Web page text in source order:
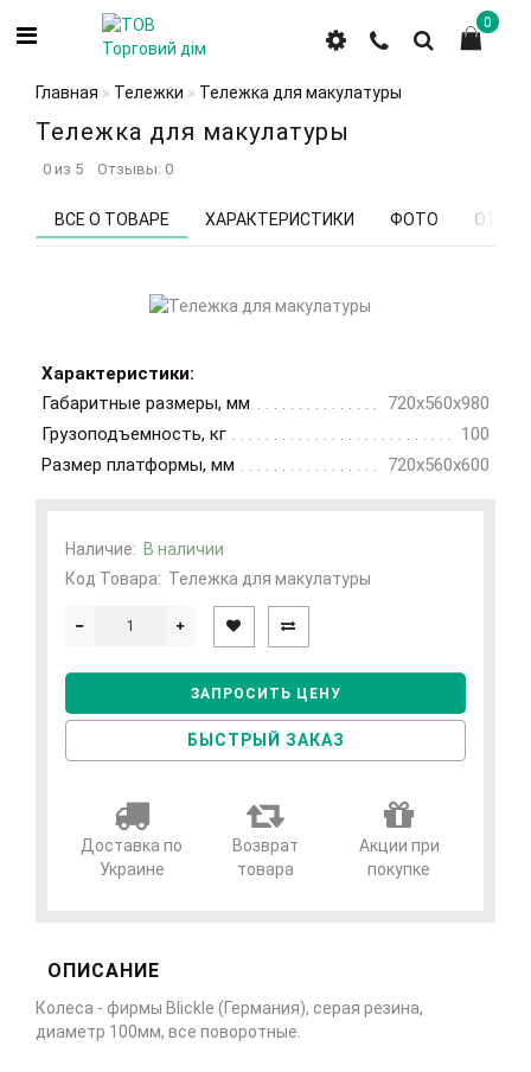
0
Главная Тележки Тележка для макулатуры
Тележка для макулатуры
0 из 5 Отзывы: 0
ВСЕ О ТОВАРЕ ХАРАКТЕРИСТИКИ ФОТО
Характеристики:
Габаритные размеры, мм
720х560х980
Грузоподъемность, кг
100
Размер платформы, мм
720х560х600
Наличие: В наличии
Код Товара: Тележка для макулатуры
ЗАПРОСИТЬ ЦЕНУ
БЫСТРЫЙ ЗАКАЗ
Доставка по
Украине
Возврат
товара
Акции при
покупке
ОПИСАНИЕ
Колеса - фирмы Blickle (Германия), серая резина,
диаметр 100мм, все поворотные.